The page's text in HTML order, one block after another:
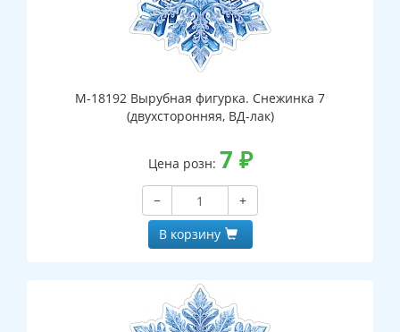
М-18192 Вырубная фигурка. Снежинка 7
(двухсторонняя, ВД-лак)
Цена розн: 7 ₽
−
+
В корзину